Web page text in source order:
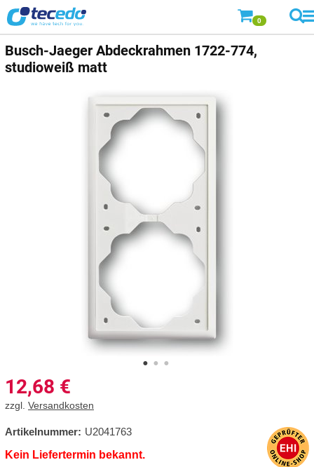
0
Busch-Jaeger Abdeckrahmen 1722-774,
studioweiß matt
12,68 €
zzgl. Versandkosten
Artikelnummer: U2041763
Kein Liefertermin bekannt.